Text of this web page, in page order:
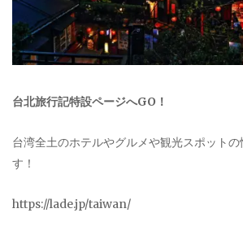
台北旅行記特設ページへGO！
台湾全土のホテルやグルメや観光スポット
す！
https://lade.jp/taiwan/